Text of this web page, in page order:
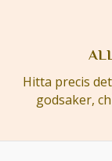
Hitta precis
godsaker,